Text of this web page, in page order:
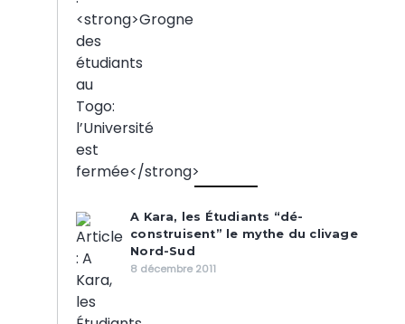
A Kara, les Étudiants “dé-
construisent” le mythe du clivage
Nord-Sud
8 décembre 2011